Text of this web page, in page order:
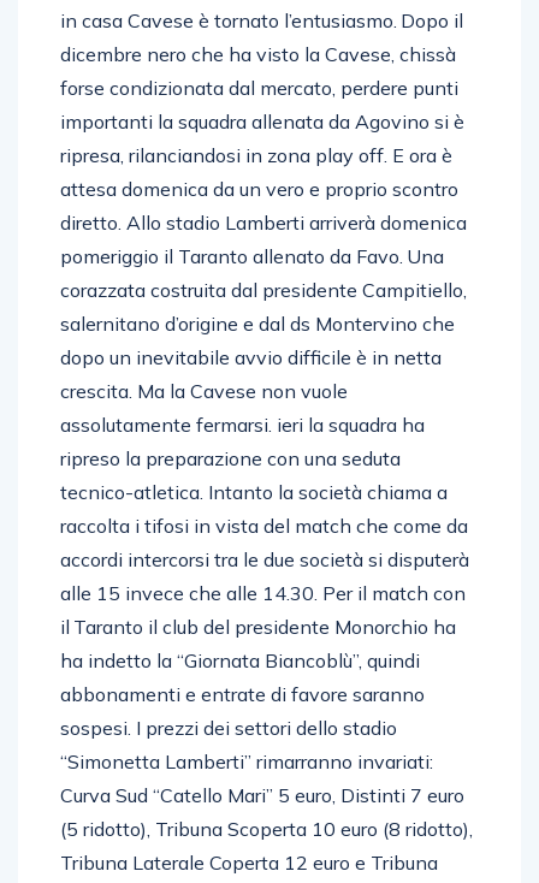
in casa Cavese è tornato l’entusiasmo. Dopo il
dicembre nero che ha visto la Cavese, chissà
forse condizionata dal mercato, perdere punti
importanti la squadra allenata da Agovino si è
ripresa, rilanciandosi in zona play off. E ora è
attesa domenica da un vero e proprio scontro
diretto. Allo stadio Lamberti arriverà domenica
pomeriggio il Taranto allenato da Favo. Una
corazzata costruita dal presidente Campitiello,
salernitano d’origine e dal ds Montervino che
dopo un inevitabile avvio difficile è in netta
crescita. Ma la Cavese non vuole
assolutamente fermarsi. ieri la squadra ha
ripreso la preparazione con una seduta
tecnico-atletica. Intanto la società chiama a
raccolta i tifosi in vista del match che come da
accordi intercorsi tra le due società si disputerà
alle 15 invece che alle 14.30. Per il match con
il Taranto il club del presidente Monorchio ha
ha indetto la “Giornata Biancoblù”, quindi
abbonamenti e entrate di favore saranno
sospesi. I prezzi dei settori dello stadio
“Simonetta Lamberti” rimarranno invariati:
Curva Sud “Catello Mari” 5 euro, Distinti 7 euro
(5 ridotto), Tribuna Scoperta 10 euro (8 ridotto),
Tribuna Laterale Coperta 12 euro e Tribuna